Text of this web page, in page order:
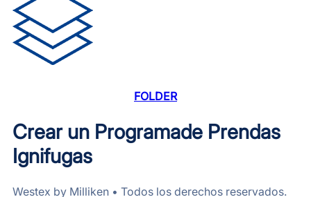
FOLDER
Crear un Programade Prendas
Ignifugas
Westex by Milliken • Todos los derechos reservados.